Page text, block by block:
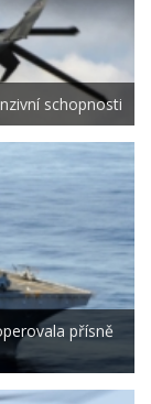
schopnosti
přísně